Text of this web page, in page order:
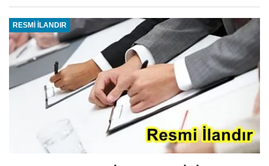
RESMİ İLANDIR